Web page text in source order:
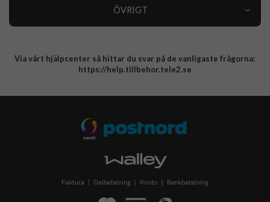
ÖVRIGT
Integritetspolicy
Via vårt hjälpcenter så hittar du svar på de vanligaste frågorna:
https://help.tillbehor.tele2.se